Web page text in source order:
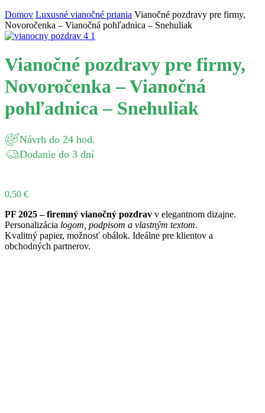
Domov Luxusné vianočné priania Vianočné pozdravy pre firmy,
Novoročenka – Vianočná pohľadnica – Snehuliak
Vianočné pozdravy pre firmy,
Novoročenka – Vianočná
pohľadnica – Snehuliak
Návrh do 24 hod.
Dodanie do 3 dní
0,50 €
PF 2025 – firemný vianočný pozdrav v elegantnom dizajne.
Personalizácia logom, podpisom a vlastným textom.
Kvalitný papier, možnosť obálok. Ideálne pre klientov a
obchodných partnerov.